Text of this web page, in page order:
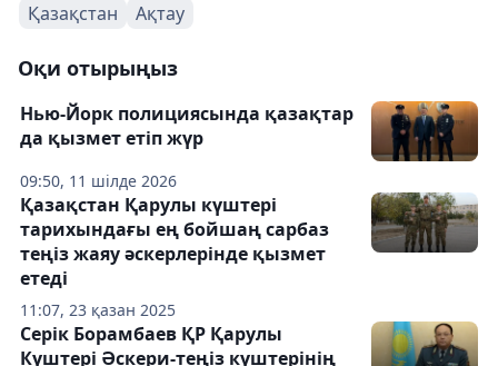
Қазақстан Ақтау
Оқи отырыңыз
09:50, 11 шілде 2026
Нью-Йорк полициясында қазақтар
да қызмет етіп жүр
11:07, 23 қазан 2025
Қазақстан Қарулы күштері
тарихындағы ең бойшаң сарбаз
теңіз жаяу әскерлерінде қызмет
етеді
Серік Борамбаев ҚР Қарулы
Күштері Әскери-теңіз күштерінің